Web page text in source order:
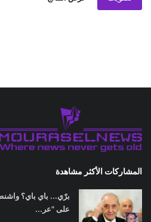
المشاركات الأكثر مشاهدة
برّي... باي باي؟
على "عر...